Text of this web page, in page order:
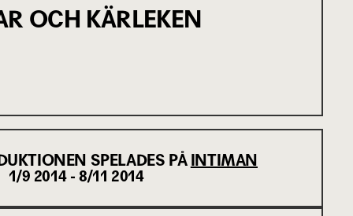
OCH KÄRLEKEN
SPELADES PÅ INTIMAN
1/9 2014 - 8/11 2014